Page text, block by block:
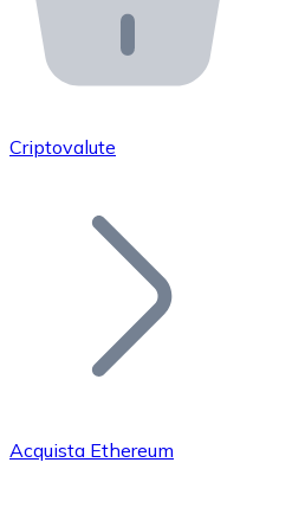
API Bitnovo
Integra la nostra API nel tuo
Unisciti alla nostra rete di
Aggiungi il token del tuo
Criptovalute
Acquista Ethereum